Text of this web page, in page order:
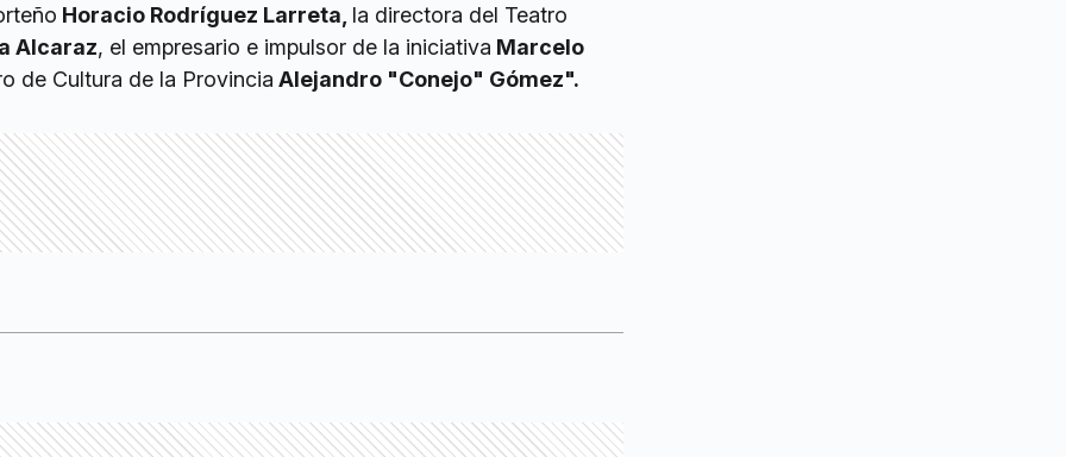
Horacio Rodríguez Larreta, la directora del Teatro
Alcaraz, el empresario e impulsor de la iniciativa Marcelo
de Cultura de la Provincia Alejandro "Conejo" Gómez".